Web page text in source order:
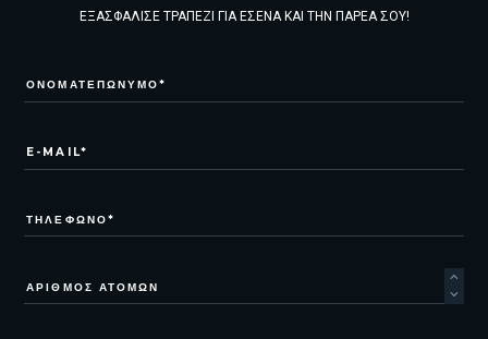
ΕΞΑΣΦΑΛΙΣΕ ΤΡΑΠΕΖΙ ΓΙΑ ΕΣΕΝΑ ΚΑΙ ΤΗΝ ΠΑΡΕΑ ΣΟΥ!